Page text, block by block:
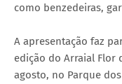
como benzedeiras,
A apresentação faz
edição do Arraial Flor
agosto, no Parque